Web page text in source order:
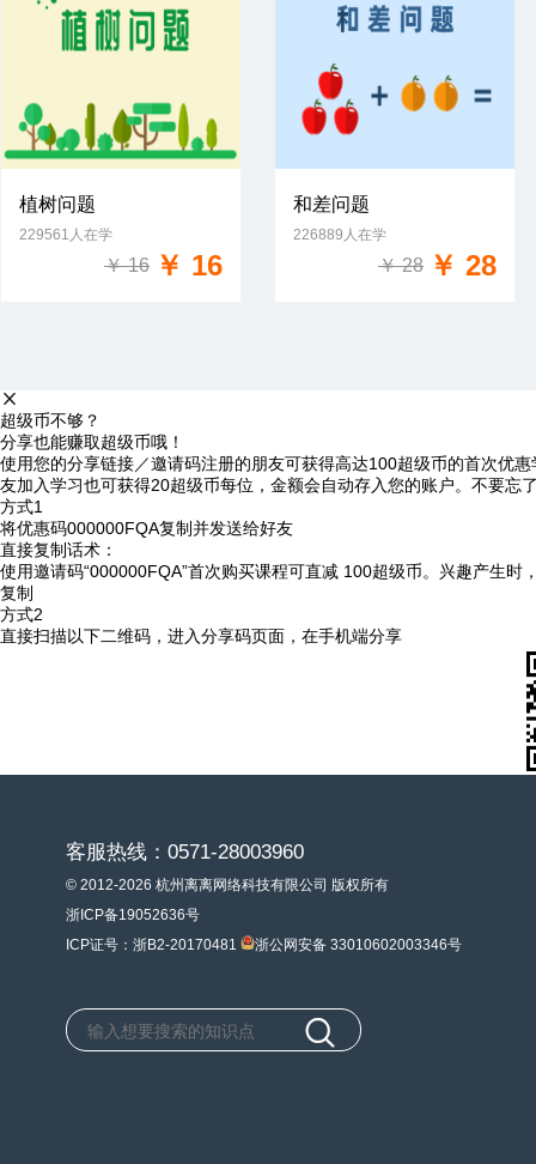
免费试学
植树问题
229561人在学
￥ 16 ￥ 16
免费试学
和差问题
226889人在学
￥ 28 ￥ 28
超级币不够？
分享也能赚取超级币哦！
使用您的分享链接／邀请码注册的朋友可获得高达100超级币的首次优
友加入学习也可获得20超级币每位，金额会自动存入您的账户。不要忘
方式1
将优惠码000000FQA复制并发送给好友
直接复制话术：
使用邀请码“000000FQA”首次购买课程可直减 100超级币。兴趣产生时
复制
方式2
直接扫描以下二维码，进入分享码页面，在手机端分享
客服热线：0571-28003960
© 2012-2026 杭州离离网络科技有限公司 版权所有
浙ICP备19052636号
ICP证号：浙B2-20170481
浙公网安备 33010602003346号